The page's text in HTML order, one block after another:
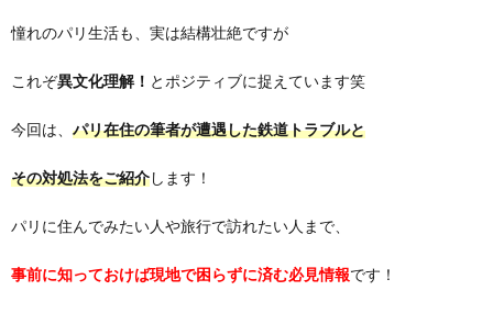
憧れのパリ生活も、実は結構壮絶ですが
これぞ異文化理解！ とポジティブに捉えています笑
今回は、 パリ在住の筆者が遭遇した鉄道トラブルと
その対処法をご紹介します！
パリに住んでみたい人や旅行で訪れたい人まで、
事前に知っておけば現地で困らずに済む必見情報です！